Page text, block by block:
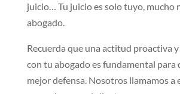
juicio… Tu juicio es solo tuyo, mucho
abogado.
Recuerda que una actitud proactiva
con tu abogado es fundamental para
mejor defensa. Nosotros llamamos a